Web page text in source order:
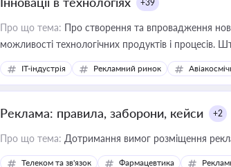
+39
Про що тема: Про створення та впровадження
можливості технологічних продуктів і процесів.
IT-індустрія Рекламний ринок
Реклама: правила, заборони, кейси +2
Про що тема: Дотримання вимог розміщення
Телеком та зв'язок Фармацевтика